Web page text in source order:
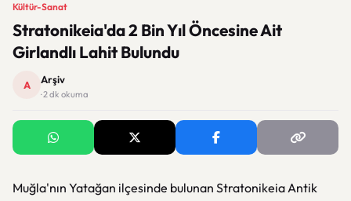
Kültür-Sanat
Stratonikeia'da 2 Bin Yıl Öncesine Ait
Girlandlı Lahit Bulundu
A Arşiv
· 2 dk okuma
Muğla'nın Yatağan ilçesinde bulunan Stratonikeia Antik